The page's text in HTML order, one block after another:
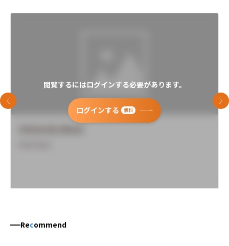
閲覧するにはログインする必要があります。
ログインする 無料
前のスライド 次
Recommend